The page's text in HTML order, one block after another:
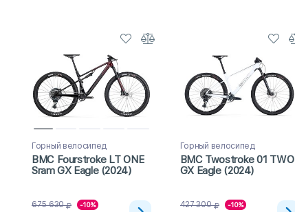
Горный велосипед
BMC Fourstroke LT ONE
Sram GX Eagle (2024)
675 630 -10%
Горный велосипед
BMC Twostroke 01 TWO
GX Eagle (2024)
427 300 -10%